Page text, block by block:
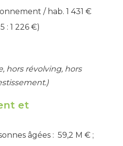
/ hab. 1 431 €
: 1 226 €)
hors révolving, hors
et
âgées : 59,2 M € ;